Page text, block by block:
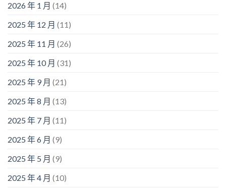
2026 年 1 月 (14)
2025 年 12 月 (11)
2025 年 11 月 (26)
2025 年 10 月 (31)
2025 年 9 月 (21)
2025 年 8 月 (13)
2025 年 7 月 (11)
2025 年 6 月 (9)
2025 年 5 月 (9)
2025 年 4 月 (10)